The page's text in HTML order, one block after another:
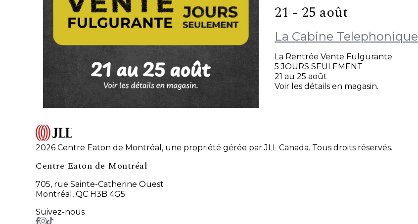
21 - 25 août
La Cabine Telephonique
La Rentrée Vente Fulgurante
5 JOURS SEULEMENT
21 au 25 août
Voir les détails en magasin.
2026 Centre Eaton de Montréal, une propriété gérée par JLL Canada. Tous droits réservés.
Centre Eaton de Montréal
705, rue Sainte-Catherine Ouest
Montréal, QC H3B 4G5
Suivez-nous